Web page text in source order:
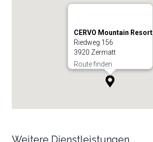
CERVO Mountain Resort
Riedweg 156
3920 Zermatt
Route finden